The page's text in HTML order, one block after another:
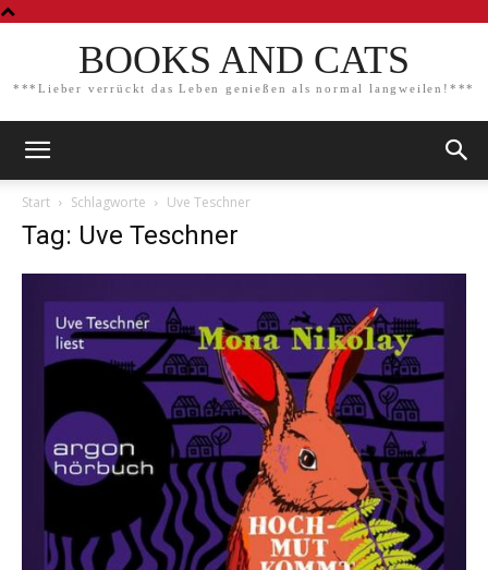
BOOKS AND CATS
***Lieber verrückt das Leben genießen als normal langweilen!***
Start Schlagworte Uve Teschner
Tag: Uve Teschner